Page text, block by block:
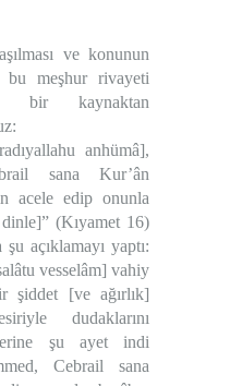
ve konunun
bu meşhur rivayeti
bir kaynaktan
anhümâ],
sana Kur’ân
acele edip onunla
(Kıyamet 16)
açıklamayı yaptı:
vesselâm] vahiy
şiddet [ve ağırlık]
dudaklarını
şu ayet indi
Cebrail sana